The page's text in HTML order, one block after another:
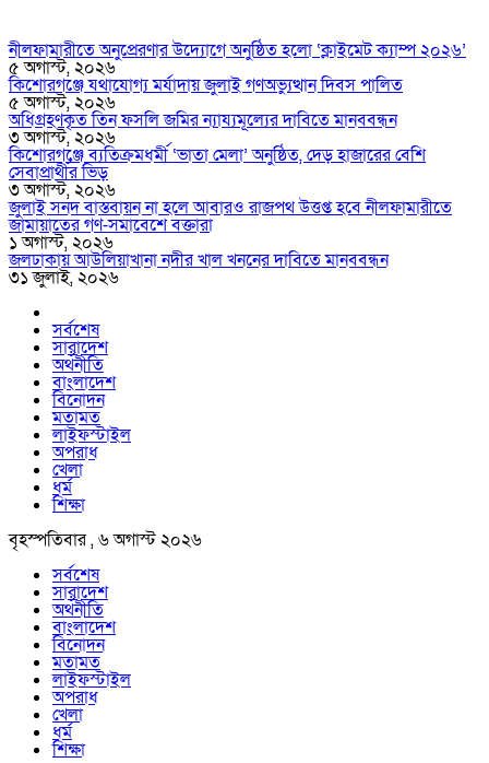
নীলফামারীতে অনুপ্রেরণার উদ্যোগে অনুষ্ঠিত হলো ‘ক্লাইমেট ক্যাম্প ২০২৬’
৫ অগাস্ট, ২০২৬
কিশোরগঞ্জে যথাযোগ্য মর্যাদায় জুলাই গণঅভ্যুত্থান দিবস পালিত
৫ অগাস্ট, ২০২৬
অধিগ্রহণকৃত তিন ফসলি জমির ন্যায্যমূল্যের দাবিতে মানববন্ধন
৩ অগাস্ট, ২০২৬
কিশোরগঞ্জে ব্যতিক্রমধর্মী ‘ভাতা মেলা’ অনুষ্ঠিত, দেড় হাজারের বেশি
সেবাপ্রার্থীর ভিড়
৩ অগাস্ট, ২০২৬
জুলাই সনদ বাস্তবায়ন না হলে আবারও রাজপথ উত্তপ্ত হবে নীলফামারীতে
জামায়াতের গণ-সমাবেশে বক্তারা
১ অগাস্ট, ২০২৬
জলঢাকায় আউলিয়াখানা নদীর খাল খননের দাবিতে মানববন্ধন
৩১ জুলাই, ২০২৬
সর্বশেষ
সারাদেশ
অর্থনীতি
বাংলাদেশ
বিনোদন
মতামত
লাইফস্টাইল
অপরাধ
খেলা
ধর্ম
শিক্ষা
বৃহস্পতিবার , ৬ অগাস্ট ২০২৬
সর্বশেষ
সারাদেশ
অর্থনীতি
বাংলাদেশ
বিনোদন
মতামত
লাইফস্টাইল
অপরাধ
খেলা
ধর্ম
শিক্ষা